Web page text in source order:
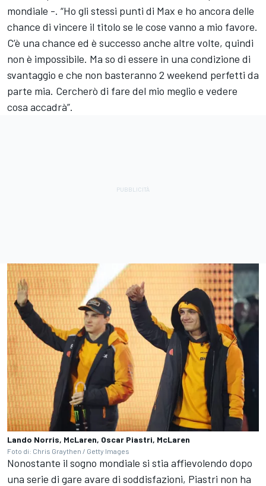
mondiale -. “Ho gli stessi punti di Max e ho ancora delle
chance di vincere il titolo se le cose vanno a mio favore.
C’è una chance ed è successo anche altre volte, quindi
non è impossibile. Ma so di essere in una condizione di
svantaggio e che non basteranno 2 weekend perfetti da
parte mia. Cercherò di fare del mio meglio e vedere
cosa accadrà”.
Lando Norris, McLaren, Oscar Piastri, McLaren
Foto di: Chris Graythen / Getty Images
Nonostante il sogno mondiale si stia affievolendo dopo
una serie di gare avare di soddisfazioni, Piastri non ha